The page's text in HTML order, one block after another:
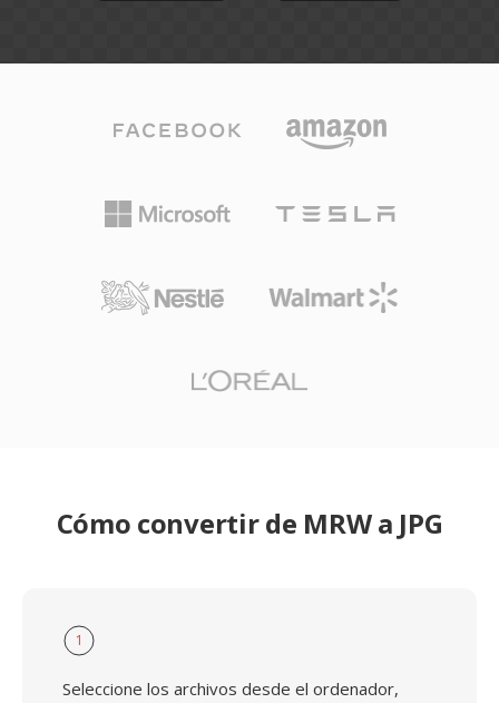
Cómo convertir de MRW a JPG
1
Seleccione los archivos desde el ordenador,